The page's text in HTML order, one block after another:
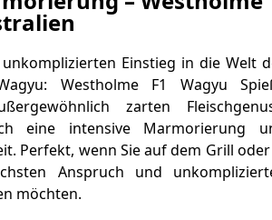
Einstieg in die Welt
Westholme F1 Wagyu
zarten
eine intensive Marmorierung
Perfekt, wenn Sie auf dem Grill
Anspruch und
möchten.